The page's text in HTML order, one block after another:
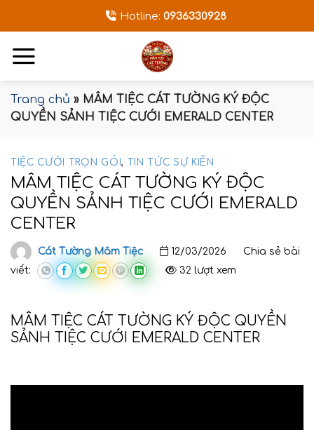
dung
Hotline: 0936330928
Trang chủ » MÂM TIỆC CÁT TƯỜNG KÝ ĐỘC
QUYỀN SẢNH TIỆC CƯỚI EMERALD CENTER
TIỆC CƯỚI TRỌN GÓI, TIN TỨC SỰ KIÊN
MÂM TIỆC CÁT TƯỜNG KÝ ĐỘC
QUYỀN SẢNH TIỆC CƯỚI EMERALD
CENTER
Cát Tường Mâm Tiệc 12/03/2026
Chia sẻ bài
viết:
32 lượt xem
MÂM TIỆC CÁT TƯỜNG KÝ ĐỘC QUYỀN
SẢNH TIỆC CƯỚI EMERALD CENTER